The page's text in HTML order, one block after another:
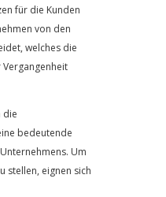
für die Kunden
von den
welches die
die
bedeutende
Um
stellen, eignen sich